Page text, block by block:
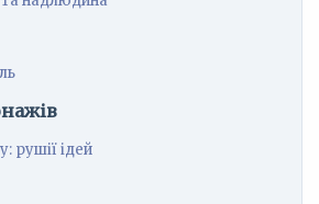
рушії ідей